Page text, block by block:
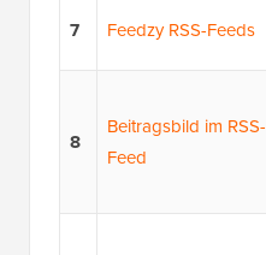
7 Feedzy RSS-Feeds
8
Beitragsbild im RSS-
Feed